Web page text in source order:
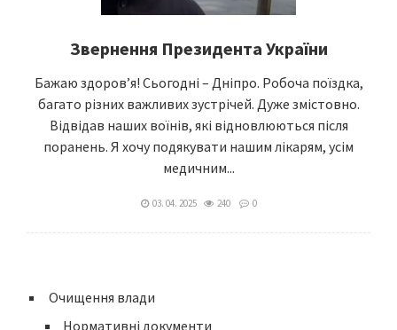
Звернення Президента України
Бажаю здоров’я! Сьогодні – Дніпро. Робоча поїздка,
багато різних важливих зустрічей. Дуже змістовно.
Відвідав наших воїнів, які відновлюються після
поранень. Я хочу подякувати нашим лікарям, усім
медичним...
03. 04. 2025 240 0
Очищення влади
Нормативні документи